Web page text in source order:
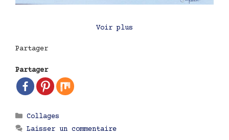
Voir plus
Partager
Partager
Catégories
Collages
Laisser un commentaire